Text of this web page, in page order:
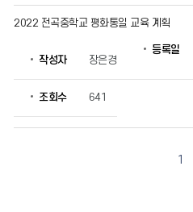
록
2022 전곡중학교 평화통일 교육 계획
작성자 장은경
등록일
조회수 641
1